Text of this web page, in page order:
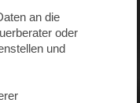
an die
oder
und